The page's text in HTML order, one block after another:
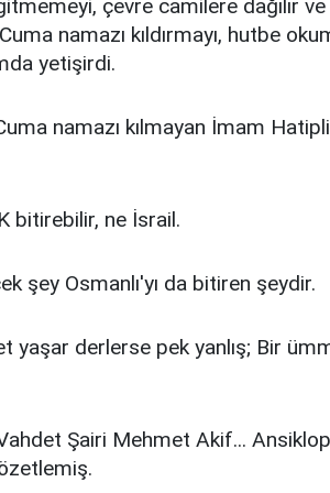
çev­re ca­mi­le­re da­ğı­lır ve
na­ma­zı kıl­dır­ma­yı, hut­be
ye­ti­şir­di.
na­ma­zı kıl­ma­yan İmam
bi­ti­re­bi­lir, ne İs­ra­il.
şey Os­man­lı'yı da bi­ti­ren şey­dir.
ya­şar der­ler­se pek yan­lış; Bir
Şai­ri Meh­met Akif...